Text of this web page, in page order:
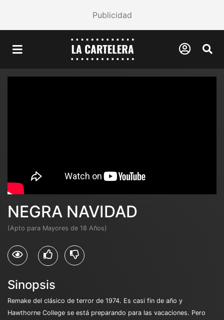
Publicidad
NEGRA NAVIDAD
(Apto para Mayores de 18 Años)
Sinopsis
Remake del clásico de terror de 1974. Es casi fin de año y
Hawthorne College se está preparando para las vacaciones. Pero